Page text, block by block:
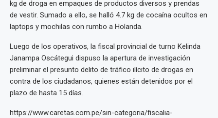
kg de droga en empaques de productos diversos y prendas
de vestir. Sumado a ello, se halló 4.7 kg de cocaína ocultos en
laptops y mochilas con rumbo a Holanda.
Luego de los operativos, la fiscal provincial de turno Kelinda
Janampa Oscátegui dispuso la apertura de investigación
preliminar el presunto delito de tráfico ilícito de drogas en
contra de los ciudadanos, quienes están detenidos por el
plazo de hasta 15 días.
https://www.caretas.com.pe/sin-categoria/fiscalia-